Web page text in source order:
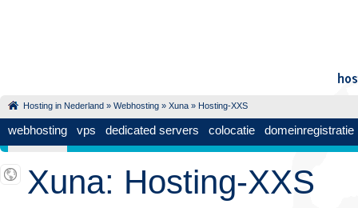
Hosting in Nederland » Webhosting » Xuna » Hosting-XXS
webhosting vps dedicated servers colocatie domeinregistratie
Xuna: Hosting-XXS